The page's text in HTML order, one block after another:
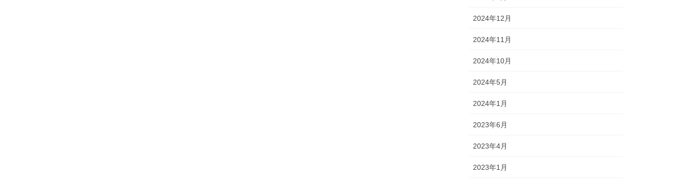
2024年12月
2024年11月
2024年10月
2024年5月
2024年1月
2023年6月
2023年4月
2023年1月